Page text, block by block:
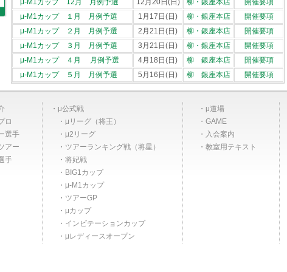
μ-M1カップ 12月 月例予選 12月20日(日) 柳・銀座本店
開催要項
μ-M1カップ １月 月例予選
1月17日(日) 柳・銀座本店
開催要項
μ-M1カップ ２月 月例予選
2月21日(日) 柳・銀座本店
開催要項
μ-M1カップ ３月 月例予選
3月21日(日) 柳・銀座本店
開催要項
μ-M1カップ ４月 月例予選
4月18日(日) 柳 銀座本店
開催要項
μ-M1カップ ５月 月例予選
5月16日(日) 柳 銀座本店 開催要項
ロ
選手
アー
手
μ公式戦
μリーグ（将王）
μ2リーグ
ツアーランキング戦（将星）
将妃戦
BIG1カップ
μ-M1カップ
ツアーGP
μカップ
インビテーションカップ
μレディースオープン
μ道場
GAME
入会案内
教室用テキスト